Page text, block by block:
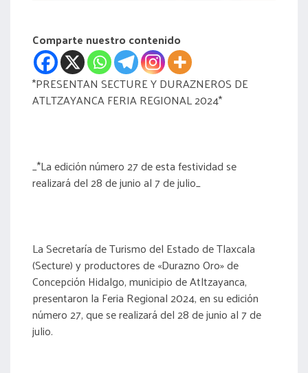
Comparte nuestro contenido
*PRESENTAN SECTURE Y DURAZNEROS DE
ATLTZAYANCA FERIA REGIONAL 2024*
_*La edición número 27 de esta festividad se
realizará del 28 de junio al 7 de julio_
La Secretaría de Turismo del Estado de Tlaxcala
(Secture) y productores de «Durazno Oro» de
Concepción Hidalgo, municipio de Atltzayanca,
presentaron la Feria Regional 2024, en su edición
número 27, que se realizará del 28 de junio al 7 de
julio.